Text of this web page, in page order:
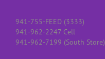
941-755-FEED (3333)
941-962-2247 Cell
941-962-7199 (South Store)